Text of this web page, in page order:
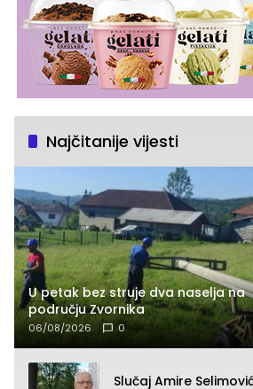
Najčitanije vijesti
U petak bez struje dva naselja na
području Zvornika
06/08/2026 0
Slučaj Amire